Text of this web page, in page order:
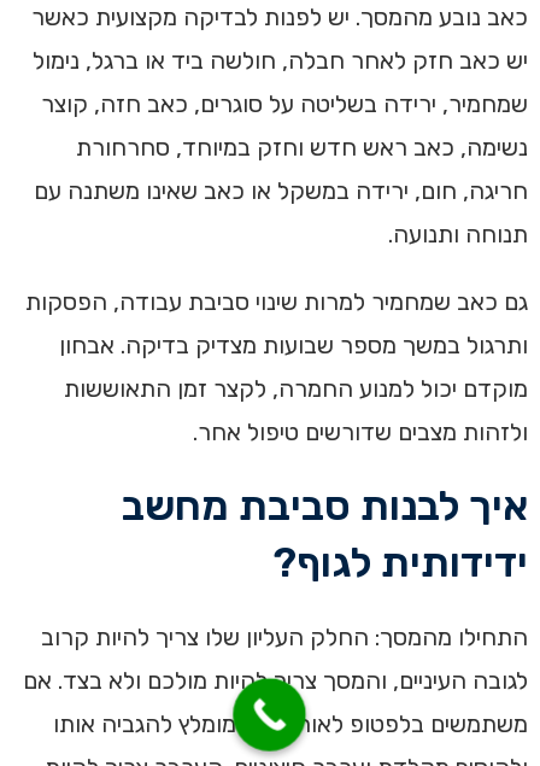
כאב נובע מהמסך. יש לפנות לבדיקה מקצועית כאשר
יש כאב חזק לאחר חבלה, חולשה ביד או ברגל, נימול
שמחמיר, ירידה בשליטה על סוגרים, כאב חזה, קוצר
נשימה, כאב ראש חדש וחזק במיוחד, סחרחורת
חריגה, חום, ירידה במשקל או כאב שאינו משתנה עם
תנוחה ותנועה.
גם כאב שמחמיר למרות שינוי סביבת עבודה, הפסקות
ותרגול במשך מספר שבועות מצדיק בדיקה. אבחון
מוקדם יכול למנוע החמרה, לקצר זמן התאוששות
ולזהות מצבים שדורשים טיפול אחר.
איך לבנות סביבת מחשב
ידידותית לגוף?
התחילו מהמסך: החלק העליון שלו צריך להיות קרוב
לגובה העיניים, והמסך צריך להיות מולכם ולא בצד. אם
משתמשים בלפטופ לאורך זמן, מומלץ להגביה אותו